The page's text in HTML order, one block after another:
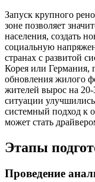
Запуск крупного
зоне позволяет
населения, создать
социальную
странах с развитой
Корея или Германия,
обновления жилого
жителей вырос на 20-
ситуации
системный подход к
может стать
Этапы
Проведение